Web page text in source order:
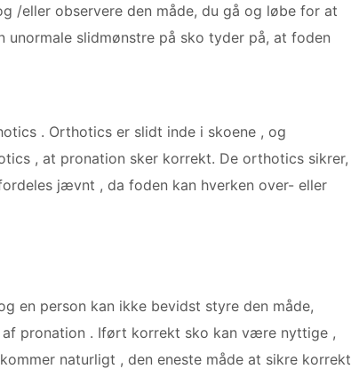
/eller observere den måde, du gå og løbe for at
slidmønstre på sko tyder på, at foden
. Orthotics er slidt inde i skoene , og
, at pronation sker korrekt. De orthotics sikrer,
jævnt , da foden kan hverken over- eller
en person kan ikke bevidst styre den måde,
​​pronation . Iført korrekt sko kan være nyttige ,
naturligt , den eneste måde at sikre korrekt